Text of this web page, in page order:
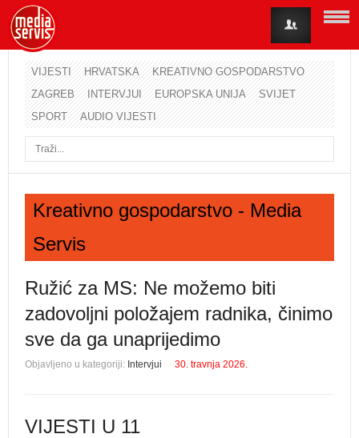
VIJESTI HRVATSKA
KREATIVNO GOSPODARSTVO
ZAGREB
INTERVJUI EUROPSKA UNIJA
SVIJET
SPORT
AUDIO VIJESTI
Kreativno gospodarstvo - Media
Servis
Ružić za MS: Ne možemo biti
zadovoljni položajem radnika, činimo
sve da ga unaprijedimo
Objavljeno u kategoriji: Intervjui 30. travnja 2026.
VIJESTI U 11
Korisničko ime
Lozinka